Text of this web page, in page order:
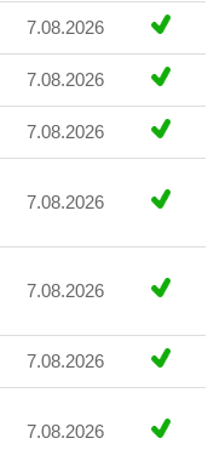
7.08.2026
7.08.2026
7.08.2026
7.08.2026
7.08.2026
7.08.2026
7.08.2026